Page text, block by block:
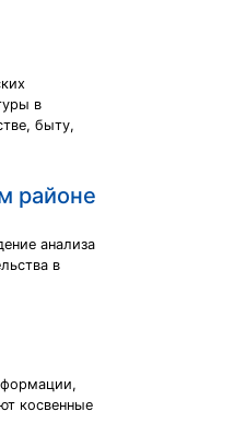
в
быту,
районе
анализа
в
косвенные